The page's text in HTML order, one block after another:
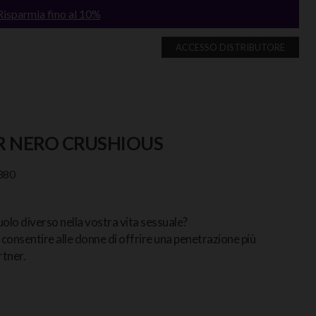
fino al 10%
ACCESSO DISTRIBUTORE
NERO CRUSHIOUS
diverso nella vostra vita sessuale?
alle donne di offrire una penetrazione più